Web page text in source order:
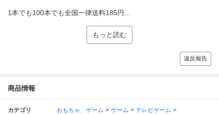
1本でも100本でも全国一律送料185円...
もっと読む
違反報告
商品情報
カテゴリ おもちゃ、ゲーム ゲーム
テレビゲーム